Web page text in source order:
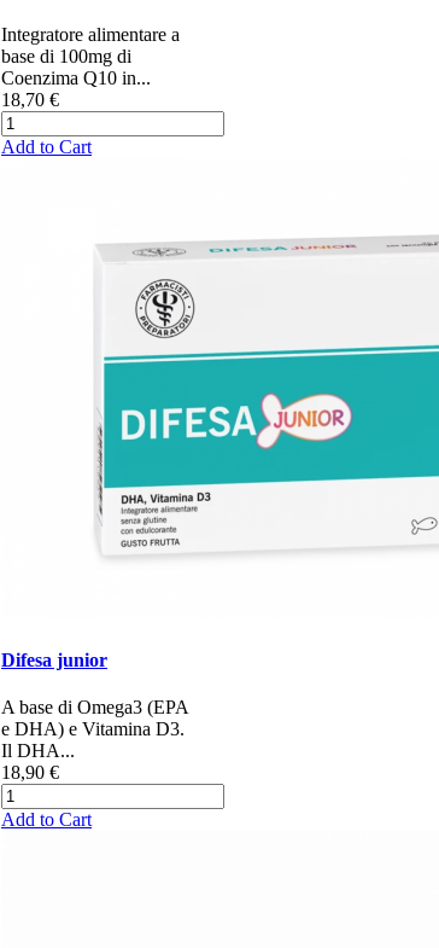
​Integratore alimentare a
base di 100mg di
Coenzima Q10 in...
18,70 €
Add to Cart
Difesa junior
A base di Omega3 (EPA
e DHA) e Vitamina D3.
Il DHA...
18,90 €
Add to Cart